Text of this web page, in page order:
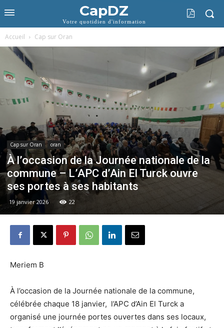
CapDZ
Votre quotidien d'information
Accueil Cap sur Oran
Cap sur Oran oran
À l’occasion de la Journée nationale de la
commune – L’APC d’Ain El Turck ouvre
ses portes à ses habitants
19 janvier 2026 22
Meriem B
À l’occasion de la Journée nationale de la commune,
célébrée chaque 18 janvier, l’APC d’Ain El Turck a
organisé une journée portes ouvertes dans ses locaux,